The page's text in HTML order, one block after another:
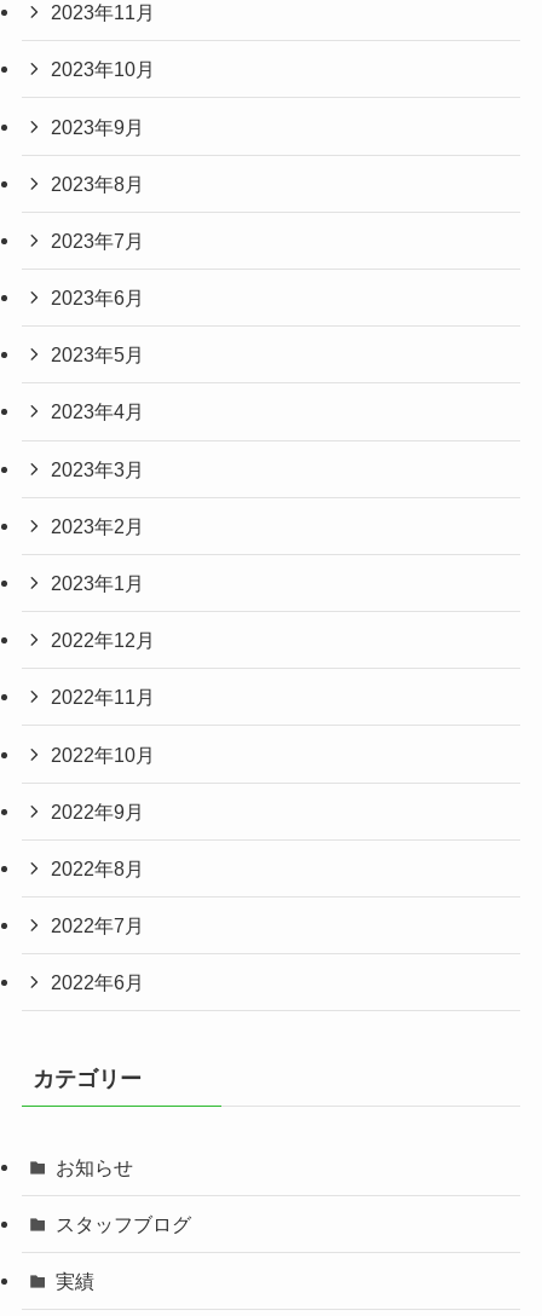
2023年11月
2023年10月
2023年9月
2023年8月
2023年7月
2023年6月
2023年5月
2023年4月
2023年3月
2023年2月
2023年1月
2022年12月
2022年11月
2022年10月
2022年9月
2022年8月
2022年7月
2022年6月
カテゴリー
お知らせ
スタッフブログ
実績